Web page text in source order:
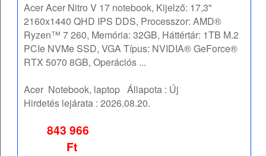
Acer Acer Nitro V 17 notebook, Kijelző: 17,3"
2160x1440 QHD IPS DDS, Processzor: AMD®
Ryzen™ 7 260, Memória: 32GB, Háttértár: 1TB M.2
PCIe NVMe SSD, VGA Típus: NVIDIA® GeForce®
RTX 5070 8GB, Operációs ...
Acer Notebook, laptop Állapota : Új
Hirdetés lejárata :2026.08.20.
843 966
Ft